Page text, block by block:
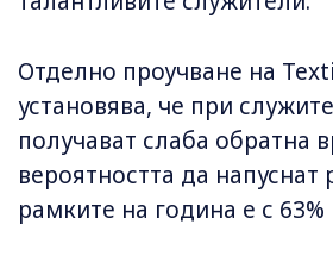
Отделно проучване на
установява, че при
получават слаба обратна
вероятността да напуснат
рамките на година е с